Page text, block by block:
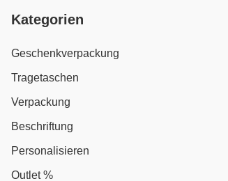
Kategorien
Geschenkverpackung
Tragetaschen
Verpackung
Beschriftung
Personalisieren
Outlet %